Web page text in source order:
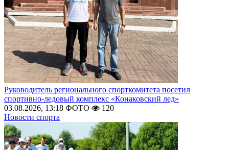
Руководитель регионального спорткомитета посетил
спортивно-ледовый комплекс «Конаковский лед»
03.08.2026, 13:18 ФОТО
120
Новости спорта